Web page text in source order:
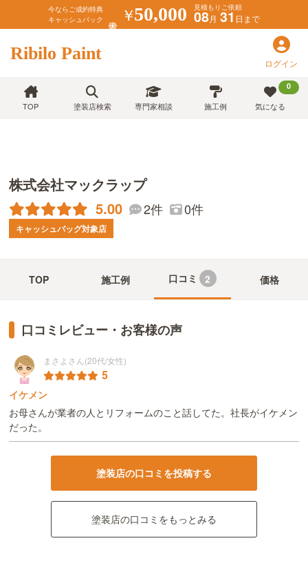
今ならご成約特典
キャッシュバック
￥50,000 見積もりご依頼
08月 31日まで
Ribilo Paint ログイン
TOP 塗装店検索 専門家相談 施工例
0
気になる
株式会社マックラップ
5.00 2件 0件
キャッシュバッグ対象店
TOP 施工例 口コミ 2 価格
口コミレビュー・お客様の声
まさよさん(20代/女性)
5
イケメン
お母さんが業者の人とリフォームのこと話してた。社長がイケメン
だった。
塗装店の口コミを投稿する
塗装店の口コミをもっとみる